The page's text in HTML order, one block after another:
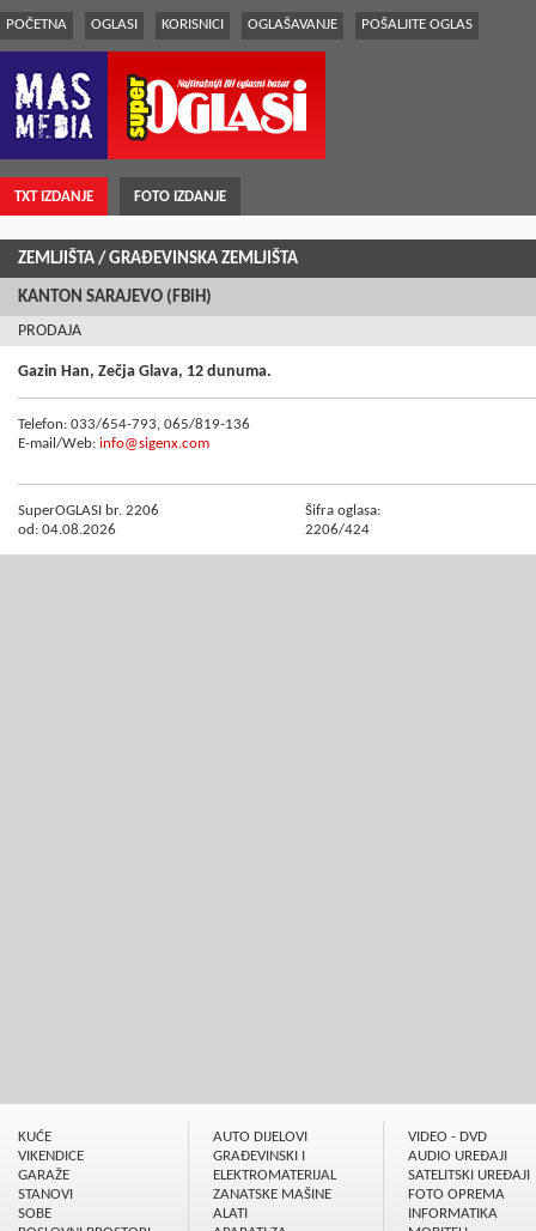
POČETNA OGLASI KORISNICI OGLAŠAVANJE POŠALJITE OGLAS
TXT IZDANJE FOTO IZDANJE
ZEMLJIŠTA / GRAÐEVINSKA ZEMLJIŠTA
KANTON SARAJEVO (FBiH)
PRODAJA
Gazin Han, Zečja Glava, 12 dunuma.
Telefon: 033/654-793, 065/819-136
E-mail/Web: info@sigenx.com
SuperOGLASI br. 2206
od: 04.08.2026
Šifra oglasa:
2206/424
KUĆE
VIKENDICE
GARAŽE
STANOVI
SOBE
AUTO DIJELOVI
GRAÐEVINSKI I
ELEKTROMATERIJAL
ZANATSKE MAŠINE
ALATI
VIDEO - DVD
AUDIO UREÐAJI
SATELITSKI UREÐAJI
FOTO OPREMA
INFORMATIKA